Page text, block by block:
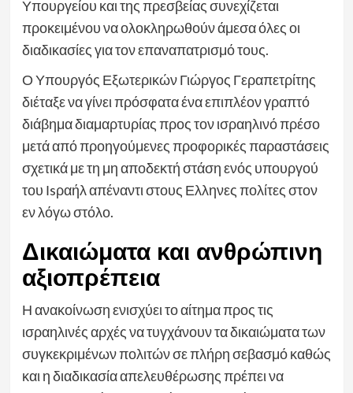
Υπουργείου και της πρεσβείας συνεχίζεται
προκειμένου να ολοκληρωθούν άμεσα όλες οι
διαδικασίες για τον επαναπατρισμό τους.
Ο Υπουργός Εξωτερικών Γιώργος Γεραπετρίτης
διέταξε να γίνει πρόσφατα ένα επιπλέον γραπτό
διάβημα διαμαρτυρίας προς τον ισραηλινό πρέσο
μετά από προηγούμενες προφορικές παραστάσεις
σχετικά με τη μη αποδεκτή στάση ενός υπουργού
του Ιsραήλ απέναντι στους Ελληνες πολίτες στον
εν λόγω στόλο.
Δικαιώματα και ανθρώπινη
αξιοπρέπεια
Η ανακοίνωση ενισχύει το αίτημα προς τις
ισραηλινές αρχές να τυγχάνουν τα δικαιώματα των
συγκεκριμένων πολιτών σε πλήρη σεβασμό καθώς
και η διαδικασία απελευθέρωσης πρέπει να